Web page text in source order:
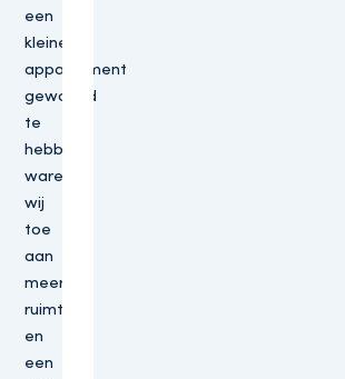
een
kleiner
appartement
gewoond
te
hebben
waren
wij
toe
aan
meer
ruimte
en
een